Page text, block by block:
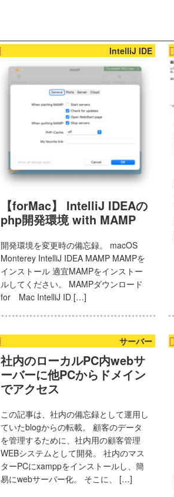
IntelliJ IDE
【forMac】 IntelliJ IDEAの
php開発環境 with MAMP
開発環境を変更時の備忘録。 macOS
Monterey IntelliJ IDEA MAMP MAMPを
インストール 適宜MAMPをインストー
ルしてください。 MAMPダウンロード
for Mac IntelliJ ID […]
サーバー
社内のローカルPC内webサ
ーバーに他PCからドメイン
でアクセス
この記事は、社内の備忘録として運用し
ていたblogからの転載。 顧客のデータ
を管理するために、社内用の顧客管理
WEBシステムとして開発。 社内のマス
ターPCにxamppをインストールし、簡
易にwebサーバー化。 そこに、 […]